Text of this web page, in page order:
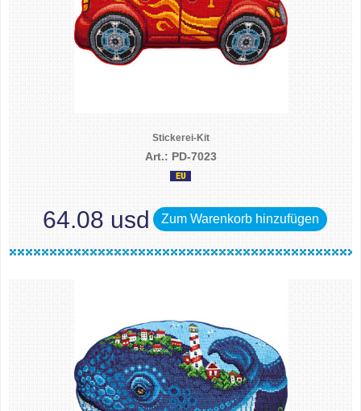
Stickerei-Kit
Art.: PD-7023
64.08 usd Zum Warenkorb hinzufügen